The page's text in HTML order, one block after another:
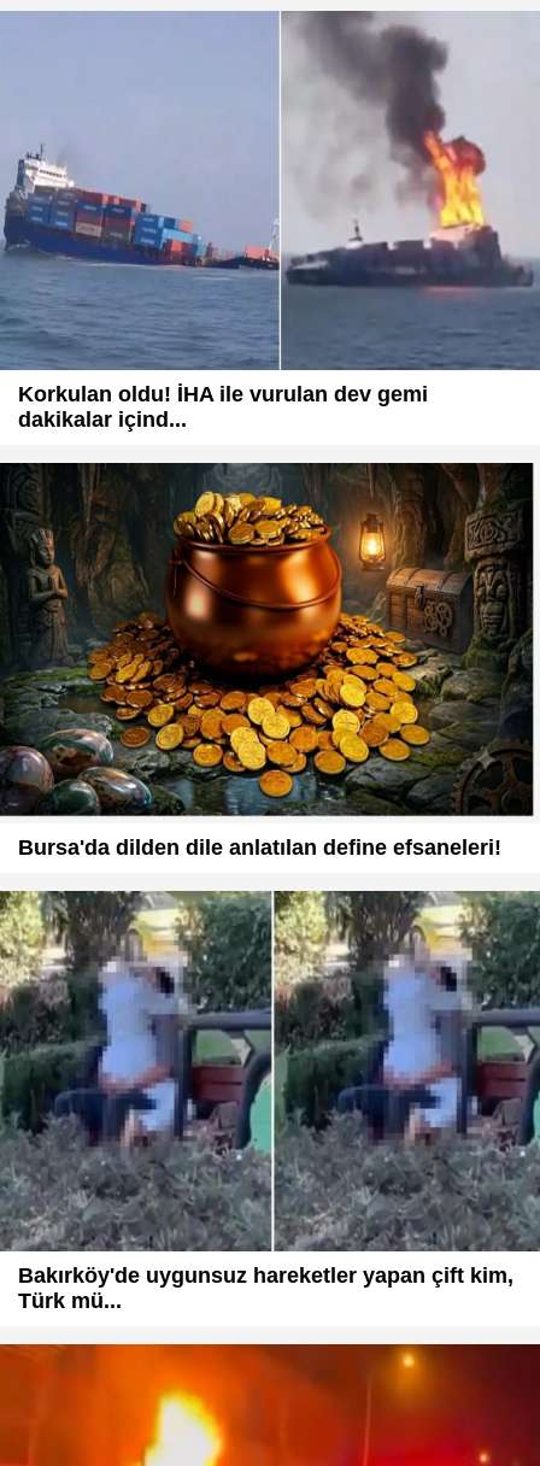
Korkulan oldu! İHA ile vurulan dev gemi
dakikalar içind...
Bursa'da dilden dile anlatılan define efsaneleri!
Bakırköy'de uygunsuz hareketler yapan çift kim,
Türk mü...